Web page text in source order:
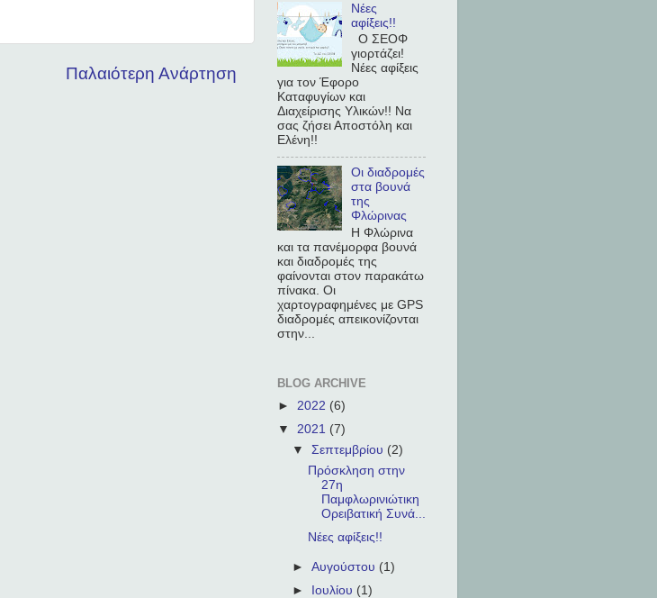
Παλαιότερη Ανάρτηση
Νέες
αφίξεις!!
Ο ΣΕΟΦ
γιορτάζει!
Νέες αφίξεις
για τον Έφορο
Καταφυγίων και
Διαχείρισης Υλικών!! Να
σας ζήσει Αποστόλη και
Ελένη!!
Οι διαδρομές
στα βουνά
της
Φλώρινας
Η Φλώρινα
και τα πανέμορφα βουνά
και διαδρομές της
φαίνονται στον παρακάτω
πίνακα. Οι
χαρτογραφημένες με GPS
διαδρομές απεικονίζονται
στην...
BLOG ARCHIVE
► 2022 (6)
▼ 2021 (7)
▼Σεπτεμβρίου (2)
Πρόσκληση στην
27η
Παμφλωρινιώτικη
Ορειβατική Συνά...
Νέες αφίξεις!!
►Αυγούστου (1)
►
Ιουλίου (1)